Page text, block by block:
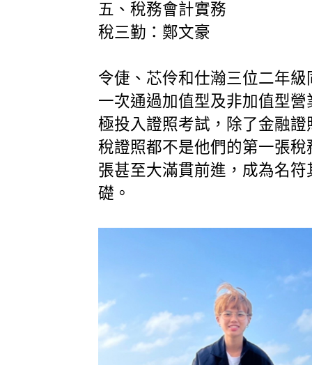
五、稅務會計實務
稅三勤：鄭文豪
令倢、芯伶和仕瀚三位二年
一次通過加值型及非加值型
極投入證照考試，除了金融
稅證照都不是他們的第一張
張甚至大滿貫前進，成為名
礎。